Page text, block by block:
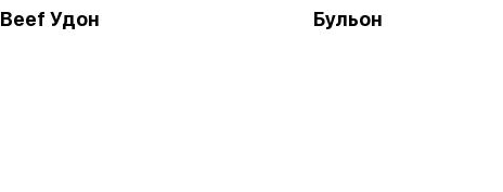
Beef Удон Бульон